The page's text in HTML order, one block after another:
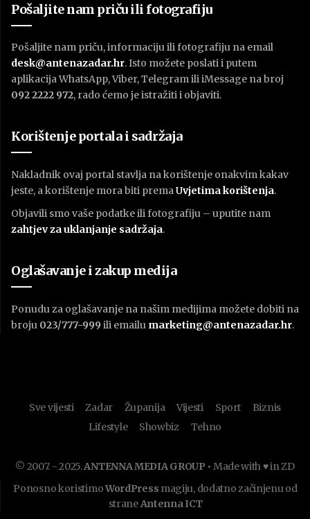
Pošaljite nam priču ili fotografiju
Pošaljite nam priču, informaciju ili fotografiju na email
desk@antenazadar.hr. Isto možete poslati i putem
aplikacija WhatsApp, Viber, Telegram ili iMessage na broj
092 2222 972, rado ćemo je istražiti i objaviti.
Korištenje portala i sadržaja
Nakladnik ovaj portal stavlja na korištenje onakvim kakav
jeste, a korištenje mora biti premaUvjetima korištenja.
Objavili smo vaše podatke ili fotografiju – uputite nam
zahtjev za uklanjanje sadržaja.
Oglašavanje i zakup medija
Ponudu za oglašavanje na našim medijima možete dobiti na
broju 023/777-999 ili emailu marketing@antenazadar.hr.
Sve vijesti Zadar Županija Vijesti Sport
Biznis
Lifestyle
Showbiz Tehno
© 2007. - 2025.ANTENNA MEDIA GROUP • Made with ♥ in ZD
Ponosno koristimoWordPress magiju, dodatno začinjenu od
straneAntenna ICT